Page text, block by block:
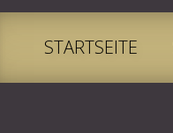
STARTSEITE